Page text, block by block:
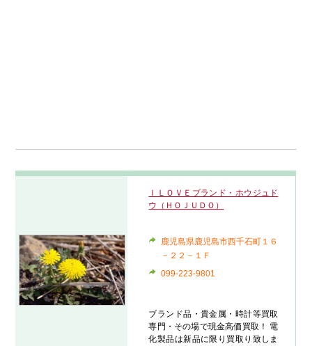
ＩＬＯＶＥブランド・ホウジュド
ウ（ＨＯＪＵＤＯ）
鹿児島県鹿児島市西千石町１６
－２２－１Ｆ
099-223-9801
ブランド品・貴金属・時計等買取
専門・その場で現金高価買取！ 電
化製品は新品に限り買取り致しま